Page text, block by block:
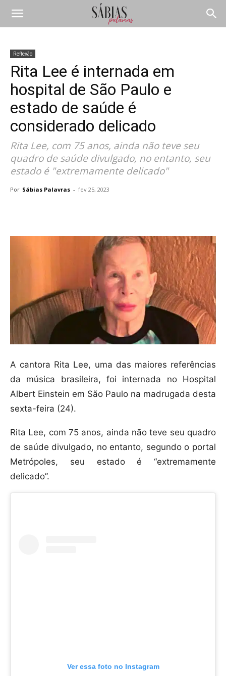
Reflexão
Rita Lee é internada em
hospital de São Paulo e
estado de saúde é
considerado delicado
Rita Lee, com 75 anos, ainda não teve seu
quadro de saúde divulgado, no entanto, seu
estado é "extremamente delicado"
Por Sábias Palavras - fev 25, 2023
A cantora Rita Lee, uma das maiores referências
da música brasileira, foi internada no Hospital
Albert Einstein em São Paulo na madrugada desta
sexta-feira (24).
Rita Lee, com 75 anos, ainda não teve seu quadro
de saúde divulgado, no entanto, segundo o portal
Metrópoles, seu estado é “extremamente
delicado”.
Ver essa foto no Instagram